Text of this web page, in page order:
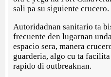
sali pa su siguiente crucero.
Autoridadnan sanitario ta
frecuente den lugarnan
espacio sera, manera
guarderia, algo cu ta
rapido di outbreaknan.